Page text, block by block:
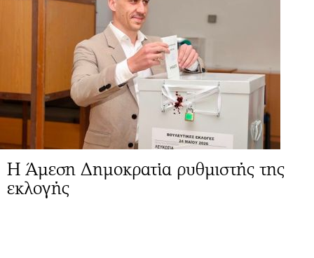
Η Άμεση Δημοκρατία ρυθμιστής της
εκλογής